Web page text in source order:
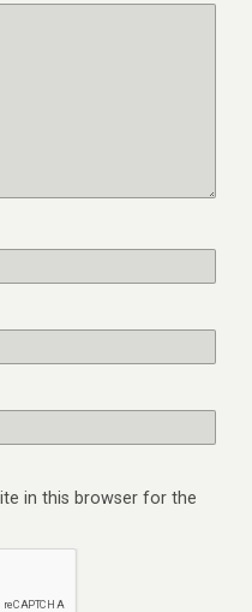
in this browser for the